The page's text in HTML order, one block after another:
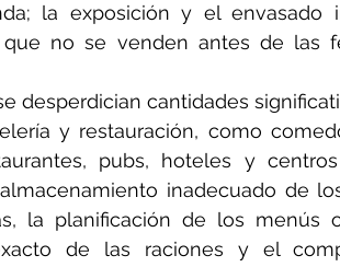
la exposición y el envasado
no se venden antes de las
desperdician cantidades
y restauración, como
pubs, hoteles y
inadecuado de
la planificación de los menús
de las raciones y el